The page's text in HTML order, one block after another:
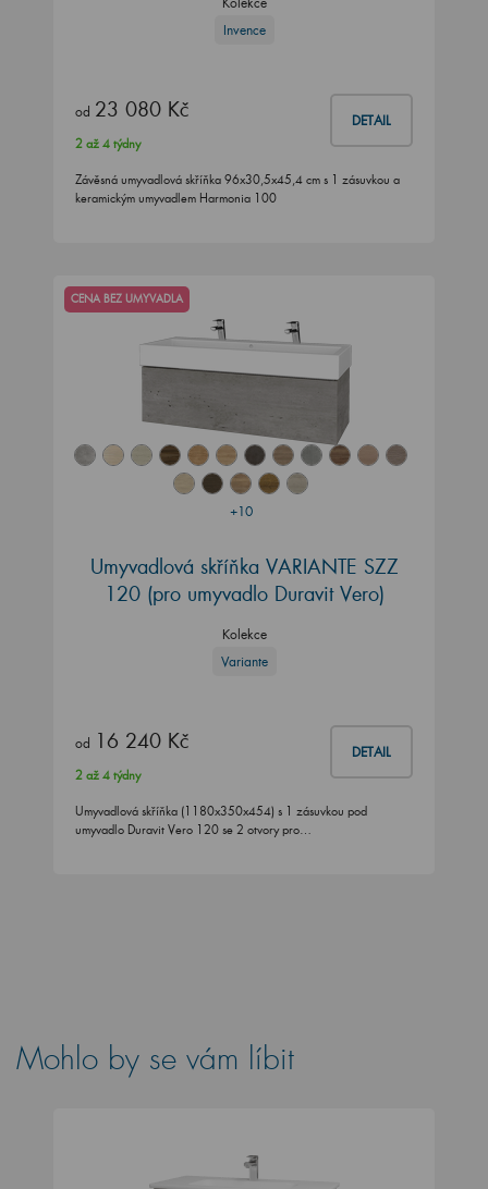
Invence
od 23 080 Kč DETAIL
2 až 4 týdny
Závěsná umyvadlová skříňka 96x30,5x45,4 cm s 1 zásuvkou a
keramickým umyvadlem Harmonia 100
+10
CENA BEZ UMYVADLA
Umyvadlová skříňka VARIANTE SZZ
120 (pro umyvadlo Duravit Vero)
Kolekce
Variante
od 16 240 Kč DETAIL
2 až 4 týdny
Umyvadlová skříňka (1180x350x454) s 1 zásuvkou pod
umyvadlo Duravit Vero 120 se 2 otvory pro…
Mohlo by se vám líbit